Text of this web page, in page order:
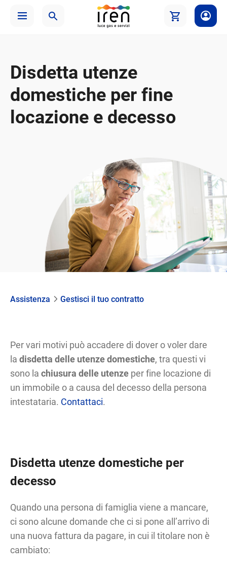
Disdetta utenze
domestiche per fine
locazione e decesso
Assistenza Gestisci il tuo contratto
Per vari motivi può accadere di dover o voler dare
la disdetta delle utenze domestiche, tra questi vi
sono la chiusura delle utenze per fine locazione di
un immobile o a causa del decesso della persona
intestataria. Contattaci.
Disdetta utenze domestiche per
decesso
Quando una persona di famiglia viene a mancare,
ci sono alcune domande che ci si pone all’arrivo di
una nuova fattura da pagare, in cui il titolare non è
cambiato: